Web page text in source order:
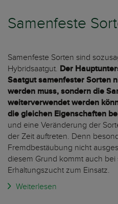
Samenfeste
Samenfeste Sorten sind
Hybridsaatgut. Der
Saatgut samenfester Sorten
werden muss, sondern die
weiterverwendet werden
die gleichen Eigenschaften
und eine Veränderung der
der Zeit auftreten. Denn
Fremdbestäubung nicht
diesem Grund kommt auch
Erhaltungszucht zum Einsatz.
Weiterlesen